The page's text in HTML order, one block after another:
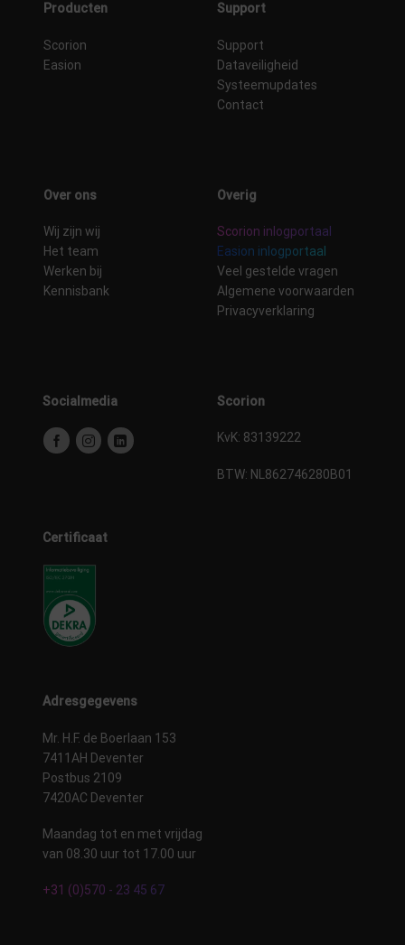
Producten
Scorion
Easion
Support
Support
Dataveiligheid
Systeemupdates
Contact
Over ons
Wij zijn wij
Het team
Werken bij
Kennisbank
Overig
Scorion inlogportaal
Easion inlogportaal
Veel gestelde vragen
Algemene voorwaarden
Privacyverklaring
Socialmedia Scorion
KvK: 83139222
BTW: NL862746280B01
Certificaat
Adresgegevens
Mr. H.F. de Boerlaan 153
7411AH Deventer
Postbus 2109
7420AC Deventer
Maandag tot en met vrijdag
van 08.30 uur tot 17.00 uur
+31 (0)570 - 23 45 67